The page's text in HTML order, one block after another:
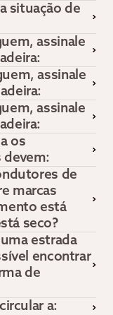
situação de
assinale
assinale
assinale
os
de
marcas
está
seco?
estrada
encontrar
de
a: